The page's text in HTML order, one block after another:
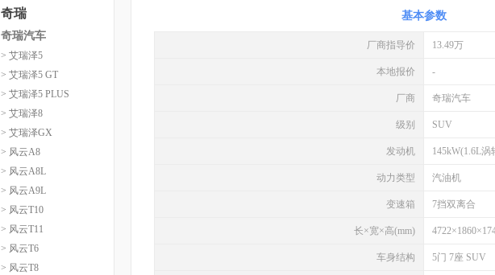
奇瑞
奇瑞汽车
> 艾瑞泽5
> 艾瑞泽5 GT
> 艾瑞泽5 PLUS
> 艾瑞泽8
> 艾瑞泽GX
> 风云A8
> 风云A8L
> 风云A9L
> 风云T10
> 风云T11
> 风云T6
> 风云T8
基本参数
厂商指导价 13.49万
本地报价 -
厂商 奇瑞汽车
级别 SUV
发动机 145kW(1.6L涡
动力类型 汽油机
变速箱 7挡双离合
长×宽×高(mm)
车身结构 5门 7座 SUV